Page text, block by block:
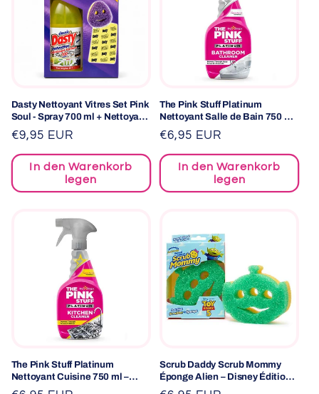
Dasty Nettoyant Vitres Set Pink
Soul - Spray 700 ml + Nettoyant
microfibres
Normaler
Preis
€9,95 EUR
In den Warenkorb
legen
The Pink Stuff Platinum
Nettoyant Salle de Bain 750 ml
– Spray Puissant contre le
Calcaire et les Résidus de
Savon
Normaler
Preis
€6,95 EUR
In den Warenkorb
legen
The Pink Stuff Platinum
Nettoyant Cuisine 750 ml –
Spray Puissant contre la
Scrub Daddy Scrub Mommy
Éponge Alien – Disney Édition
Limitée – Éponge de nettoyage